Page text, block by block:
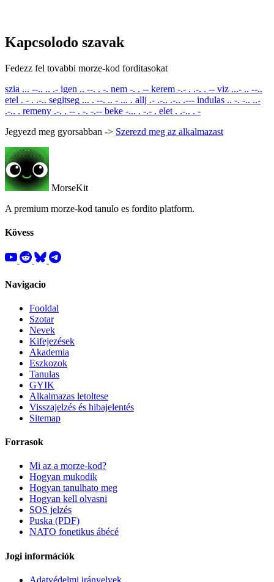
Kapcsolodo szavak
Fedezz fel tovabbi morze-kod forditasokat
szia ... --.. .. .- igen .. --. . -. nem -. . -- kerem -.- . .-. . -- viz ...- .. --..
etel . - . .-.. segitseg ... . --. .. - ... . allj .- .-.. .-.. .--- indulas .. -. -.. ..-
.-.. . remeny .-. . -- . -. -.-- beke -... . -.- . elet . .-.. . -
Jegyezd meg gyorsabban -> Szerezd meg az alkalmazast
MorseKit
A premium morze-kod tanulo es fordito platform.
Kövess
Navigacio
Fooldal
Szotar
Nevek
Kifejezések
Akademia
Eszkozok
Tanulas
GYIK
Alkalmazas letoltese
Visszajelzés és hibajelentés
Sitemap
Forrasok
Mi az a morze-kod?
Hogyan mukodik
Hogyan tanulhato meg
Hogyan kell olvasni
SOS jelzés
Puska (PDF)
NATO fonetikus ábécé
Jogi információk
Adatvédelmi irányelvek